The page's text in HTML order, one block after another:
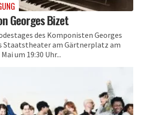
Georges Bizet
des Komponisten Georges
Staatstheater am Gärtnerplatz am
um 19:30 Uhr...